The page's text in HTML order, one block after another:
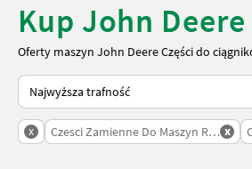
Kup John
Oferty maszyn John Deere Części do
Tak sortuje się na Landwirt.com
x Czesci Zamienne Do Maszyn x